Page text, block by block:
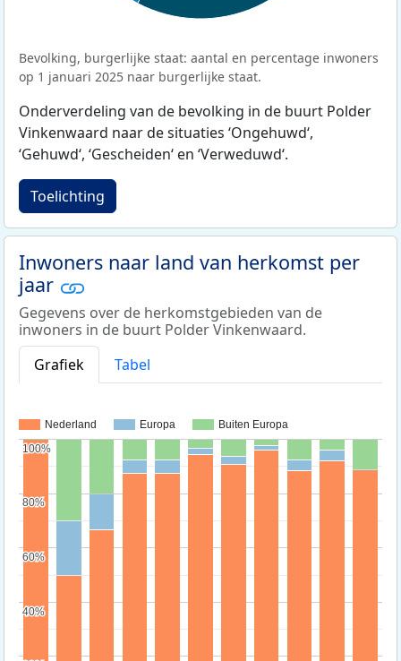
Bevolking, burgerlijke staat: aantal en percentage inwoners
op 1 januari 2025 naar burgerlijke staat.
Onderverdeling van de bevolking in de buurt Polder
Vinkenwaard naar de situaties ‘Ongehuwd‘,
‘Gehuwd‘, ‘Gescheiden‘ en ‘Verweduwd‘.
Toelichting
Inwoners naar land van herkomst per
jaar
Gegevens over de herkomstgebieden van de
inwoners in de buurt Polder Vinkenwaard.
Grafiek
Tabel
Nederland Europa Buiten Europa
40%
40%
60%
60%
80%
80%
100%
100%